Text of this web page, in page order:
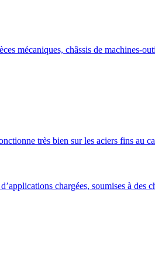
mécaniques, châssis de machines-
très bien sur les aciers fins au
chargées, soumises à des